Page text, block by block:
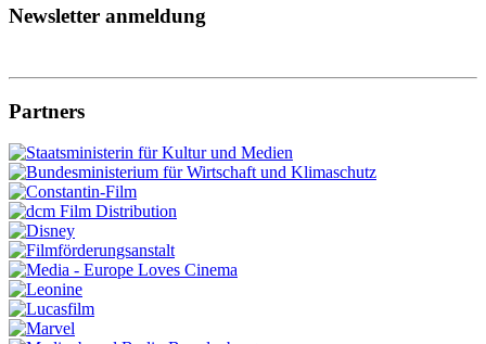
Newsletter anmeldung
Partners